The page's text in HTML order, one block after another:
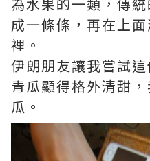
成一條條，再在上
裡。
伊朗朋友讓我嘗試
青瓜顯得格外清甜
瓜。